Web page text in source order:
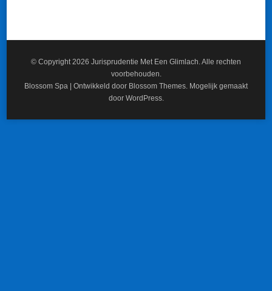
© Copyright 2026 Jurisprudentie Met Een Glimlach . Alle rechten
voorbehouden.
Blossom Spa | Ontwikkeld door Blossom Themes . Mogelijk gemaakt
door WordPress.